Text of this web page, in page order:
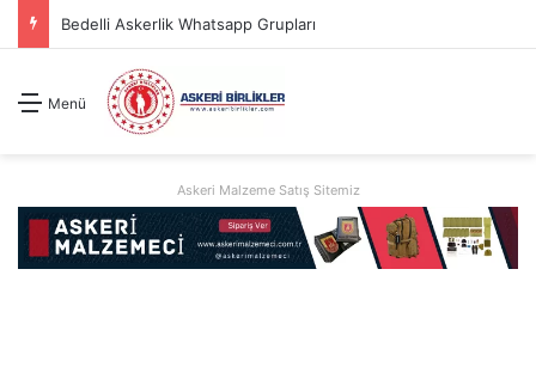
2026 Jandarma Uzman Erbaş Basvuru Kılavuzu
Menü
Askeri Malzeme Satış Sitemiz